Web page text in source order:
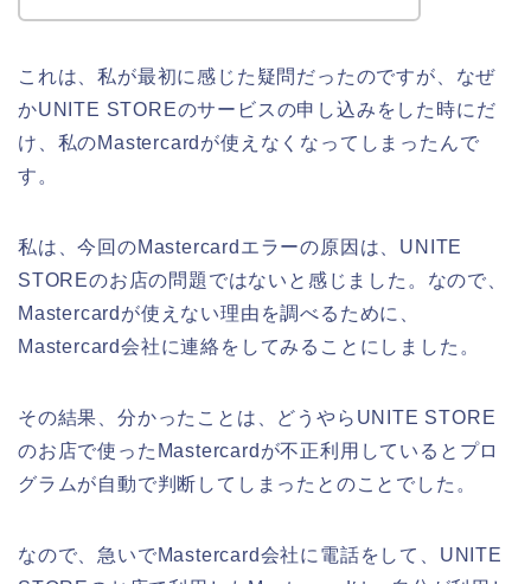
これは、私が最初に感じた疑問だったのですが、なぜ
かUNITE STOREのサービスの申し込みをした時にだ
け、私のMastercardが使えなくなってしまったんで
す。
私は、今回のMastercardエラーの原因は、UNITE
STOREのお店の問題ではないと感じました。なので、
Mastercardが使えない理由を調べるために、
Mastercard会社に連絡をしてみることにしました。
その結果、分かったことは、どうやらUNITE STORE
のお店で使ったMastercardが不正利用しているとプロ
グラムが自動で判断してしまったとのことでした。
なので、急いでMastercard会社に電話をして、UNITE